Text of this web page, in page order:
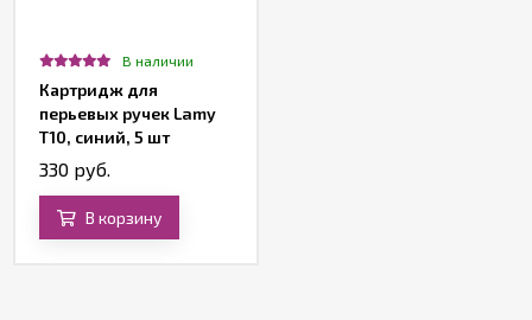
В наличии
Картридж для
перьевых ручек Lamy
T10, синий, 5 шт
330 руб.
В корзину